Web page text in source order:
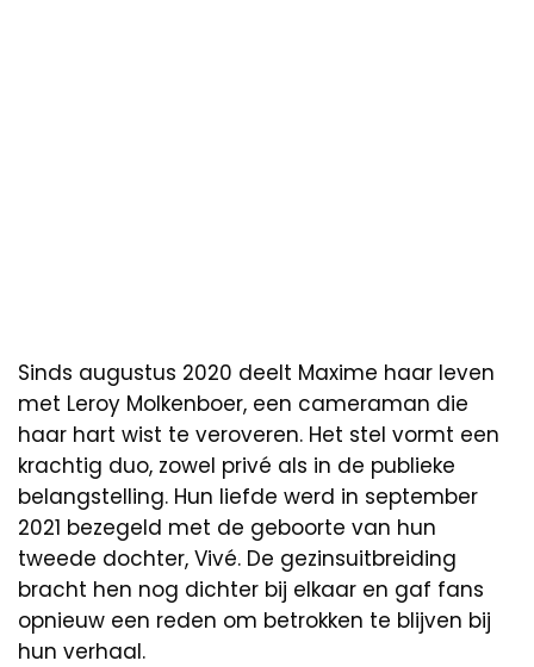
Sinds augustus 2020 deelt Maxime haar leven
met Leroy Molkenboer, een cameraman die
haar hart wist te veroveren. Het stel vormt een
krachtig duo, zowel privé als in de publieke
belangstelling. Hun liefde werd in september
2021 bezegeld met de geboorte van hun
tweede dochter, Vivé. De gezinsuitbreiding
bracht hen nog dichter bij elkaar en gaf fans
opnieuw een reden om betrokken te blijven bij
hun verhaal.